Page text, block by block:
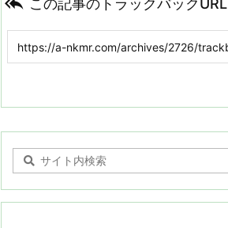
 この記事のトラックバックURL